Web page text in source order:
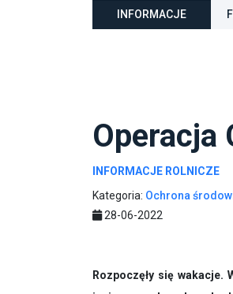
INFORMACJE
Operacja
INFORMACJE ROLNICZE
Kategoria: Ochrona
28-06-2022
Rozpoczęły się